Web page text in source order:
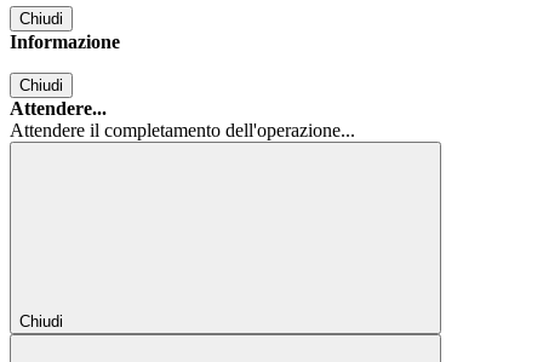
Chiudi
Informazione
Chiudi
Attendere...
Attendere il completamento dell'operazione...
Chiudi